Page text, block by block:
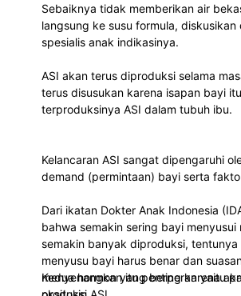
Sebaiknya tidak memberikan air
langsung ke susu formula,
spesialis anak indikasinya.
ASI akan terus diproduksi selama
terus disusukan karena isapan bayi
terproduksinya ASI dalam tubuh ibu.
Kelancaran ASI sangat dipengaruhi
demand (permintaan) bayi serta
Dari ikatan Dokter Anak Indonesia
bahwa semakin sering bayi menyusui
semakin banyak diproduksi,
menyusu bayi harus benar dan
menyenangkan itu penting karena
Kedua hormon yang berperan yaitu